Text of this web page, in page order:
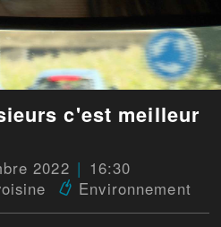
c'est meilleur
2022
16:30
Environnement